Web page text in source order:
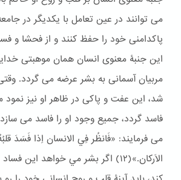
می توانند در عین تعامل با یکدیگر در
پاکدامنی خود را حفظ کنند و از فحشا و
این جنبۀ معنوی انسان همان موهبتی
مربیان آسمانی به بشر عرضه می گردد.
شد، این عفت و پاکی در ظاهر او نیز نمود
فاسد گردد، جمیع وجود او را فاسد می
می فرمایند: «فَانظُر فِي الانسان اِذا فَسَدَ
الاَركان.»(١٢) اگر بشر مي خواهد اين